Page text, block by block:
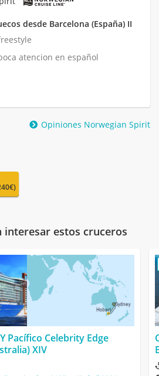
desde Barcelona (España) II
atencion en español
Opiniones Norwegian Spirit
interesar estos cruceros
Pacífico Celebrity Edge
XIV